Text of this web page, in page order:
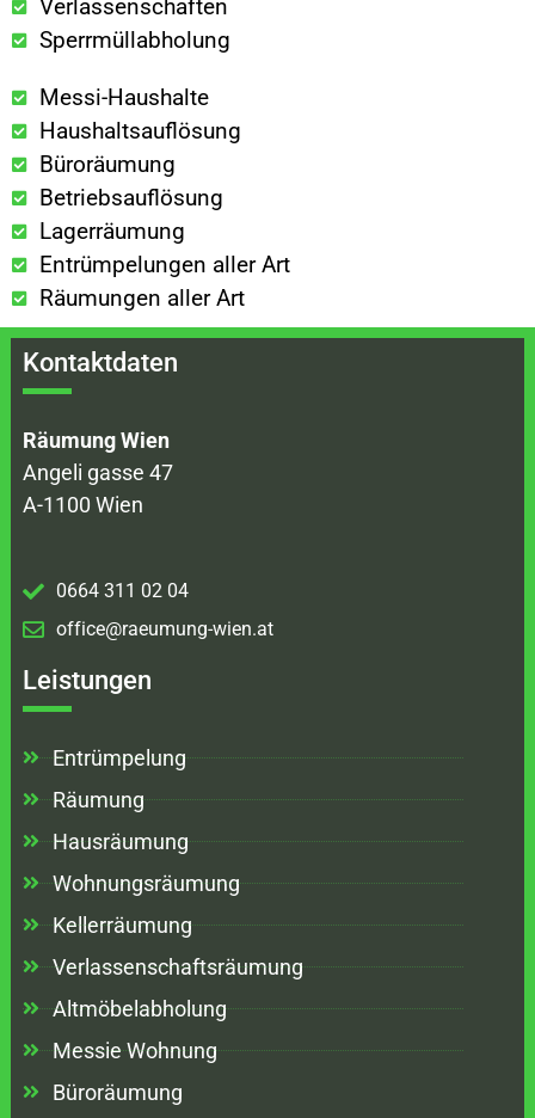
Verlassenschaften
Sperrmüllabholung
Messi-Haushalte
Haushaltsauflösung
Büroräumung
Betriebsauflösung
Lagerräumung
Entrümpelungen aller Art
Räumungen aller Art
Kontaktdaten
Räumung Wien
Angeli gasse 47
A-1100 Wien
0664 311 02 04
office@raeumung-wien.at
Leistungen
Entrümpelung
Räumung
Hausräumung
Wohnungsräumung
Kellerräumung
Verlassenschaftsräumung
Altmöbelabholung
Messie Wohnung
Büroräumung